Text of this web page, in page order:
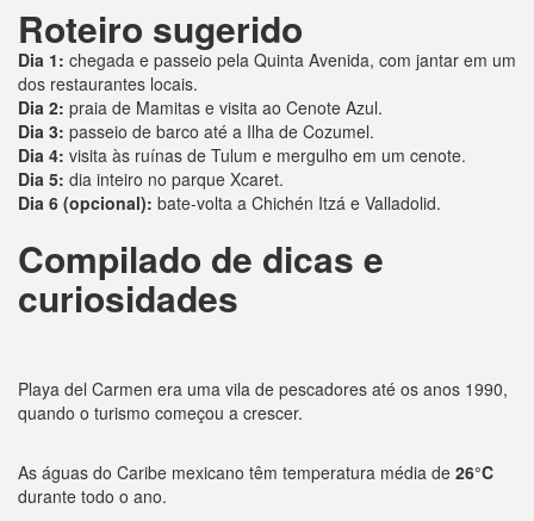
Roteiro sugerido
Dia 1: chegada e passeio pela Quinta Avenida, com jantar em um
dos restaurantes locais.
Dia 2: praia de Mamitas e visita ao Cenote Azul.
Dia 3: passeio de barco até a Ilha de Cozumel.
Dia 4: visita às ruínas de Tulum e mergulho em um cenote.
Dia 5: dia inteiro no parque Xcaret.
Dia 6 (opcional): bate-volta a Chichén Itzá e Valladolid.
Compilado de dicas e
curiosidades
Playa del Carmen era uma vila de pescadores até os anos 1990,
quando o turismo começou a crescer.
As águas do Caribe mexicano têm temperatura média de 26°C
durante todo o ano.